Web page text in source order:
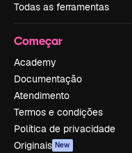
Todas as ferramentas
Começar
Academy
Documentação
Atendimento
Termos e condições
Política de privacidade
Originais New